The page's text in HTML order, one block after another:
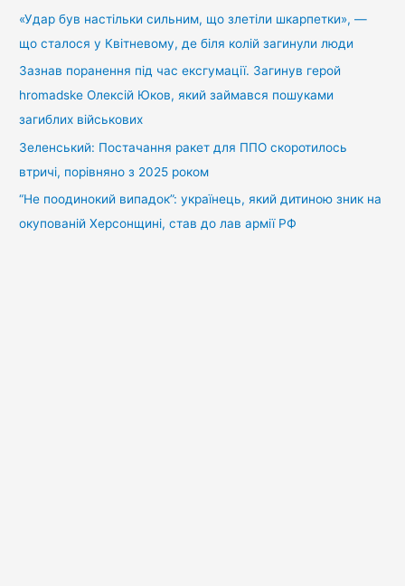
«Удар був настільки сильним, що злетіли шкарпетки», —
що сталося у Квітневому, де біля колій загинули люди
Зазнав поранення під час ексгумації. Загинув герой
hromadske Олексій Юков, який займався пошуками
загиблих військових
Зеленський: Постачання ракет для ППО скоротилось
втричі, порівняно з 2025 роком
“Не поодинокий випадок”: українець, який дитиною зник на
окупованій Херсонщині, став до лав армії РФ